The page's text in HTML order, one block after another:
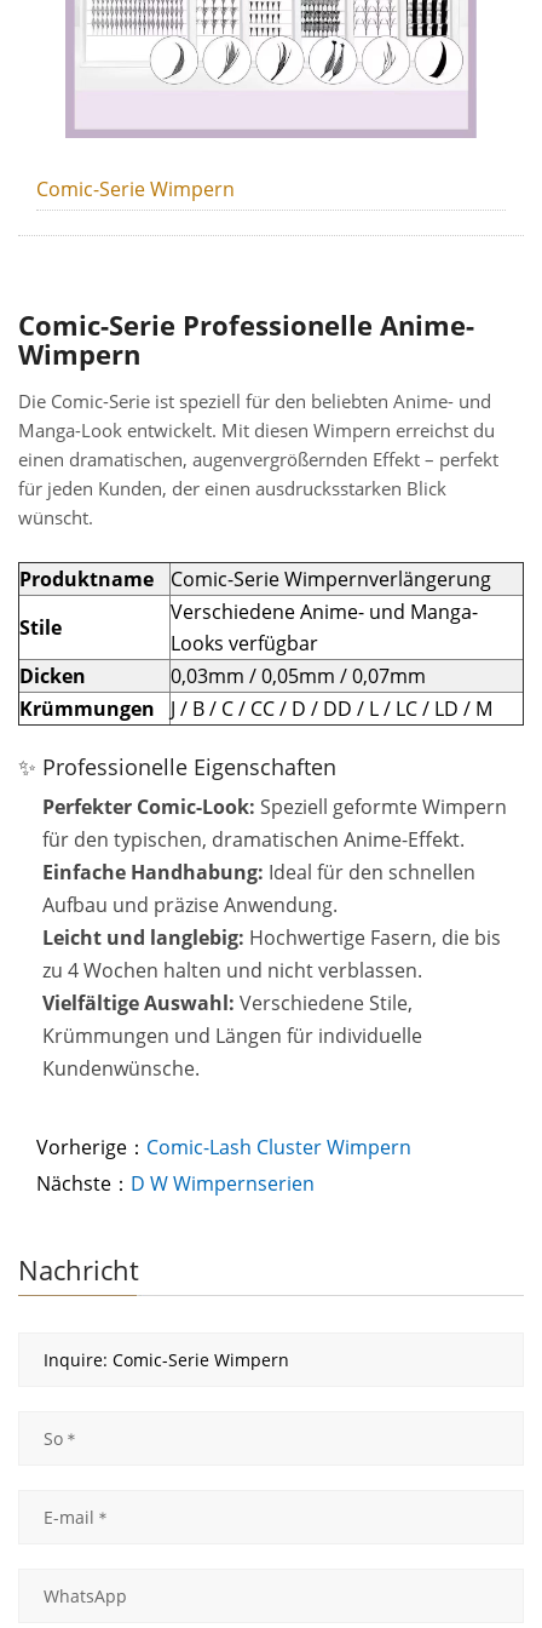
Comic-Serie Wimpern
Comic-Serie Professionelle Anime-
Wimpern
Die Comic-Serie ist speziell für den beliebten Anime- und
Manga-Look entwickelt. Mit diesen Wimpern erreichst du
einen dramatischen, augenvergrößernden Effekt – perfekt
für jeden Kunden, der einen ausdrucksstarken Blick
wünscht.
Produktname
Comic-Serie Wimpernverlängerung
Stile
Verschiedene Anime- und Manga-
Looks verfügbar
Dicken
0,03mm / 0,05mm / 0,07mm
Krümmungen
J / B / C / CC / D / DD / L / LC / LD / M
✨ Professionelle Eigenschaften
Perfekter Comic-Look: Speziell geformte Wimpern
für den typischen, dramatischen Anime-Effekt.
Einfache Handhabung: Ideal für den schnellen
Aufbau und präzise Anwendung.
Leicht und langlebig: Hochwertige Fasern, die bis
zu 4 Wochen halten und nicht verblassen.
Vielfältige Auswahl: Verschiedene Stile,
Krümmungen und Längen für individuelle
Kundenwünsche.
Vorherige： Comic-Lash Cluster Wimpern
Nächste： D W Wimpernserien
Nachricht